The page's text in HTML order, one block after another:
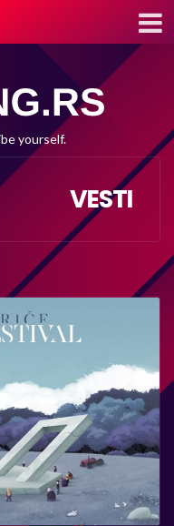
yourself.
VESTI